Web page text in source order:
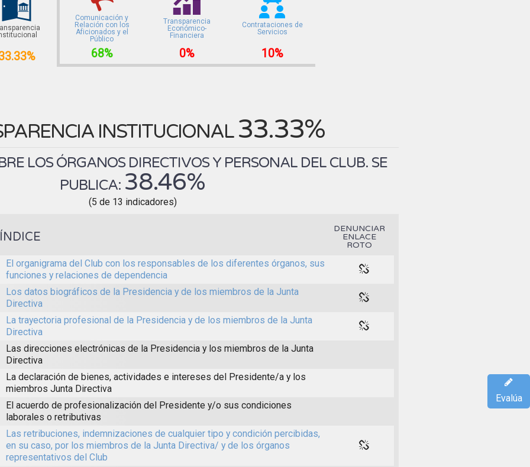
Comunicación y
Relación con los
Aficionados y el
Público
68%
Transparencia
Económico-
Financiera
0%
Contrataciones de
Servicios
10%
INSTITUCIONAL 33.33%
LOS ÓRGANOS DIRECTIVOS Y PERSONAL DEL CLUB. SE
PUBLICA: 38.46%
(5 de 13 indicadores)
ÍNDICE
DENUNCIAR
ENLACE
ROTO
El organigrama del Club con los responsables de los diferentes órganos, sus
funciones y relaciones de dependencia
Los datos biográficos de la Presidencia y de los miembros de la Junta
Directiva
La trayectoria profesional de la Presidencia y de los miembros de la Junta
Directiva
Las direcciones electrónicas de la Presidencia y los miembros de la Junta
Directiva
La declaración de bienes, actividades e intereses del Presidente/a y los
miembros Junta Directiva
El acuerdo de profesionalización del Presidente y/o sus condiciones
laborales o retributivas
Las retribuciones, indemnizaciones de cualquier tipo y condición percibidas,
en su caso, por los miembros de la Junta Directiva/ y de los órganos
representativos del Club
Evalúa